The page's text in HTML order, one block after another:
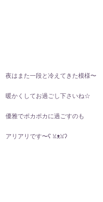
夜はまた一段と冷えてきた模様〜
暖かくしてお過ごし下さいね☆
優雅でポカポカに過ごすのも
アリアリです〜ʕ⁠ ⁠ꈍ⁠ᴥ⁠ꈍ⁠ʔ